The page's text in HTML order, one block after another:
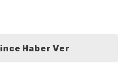
Haber Ver